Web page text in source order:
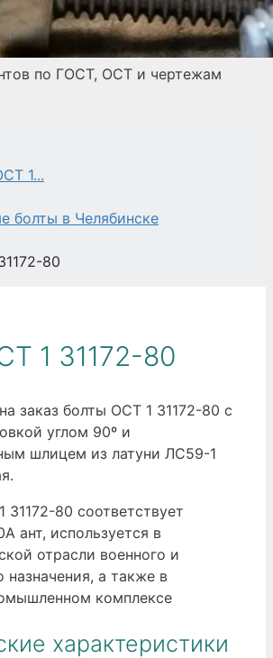
по ГОСТ, ОСТ и чертежам
1...
болты в Челябинске
80
1 31172-80
заказ болты ОСТ 1 31172-80 с
углом 90º и
шлицем из латуни ЛС59-1
31172-80 соответствует
ант, используется в
отрасли военного и
назначения, а также в
комплексе
характеристики